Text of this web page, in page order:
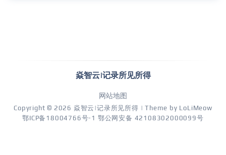
焱智云|记录所见所得
网站地图
Copyright © 2026 焱智云|记录所见所得 | Theme by LoLiMeow
鄂ICP备18004766号-1 鄂公网安备 42108302000099号